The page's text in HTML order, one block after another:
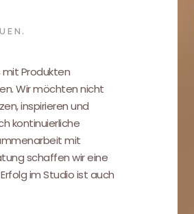
mit Produkten
Wir möchten nicht
inspirieren und
kontinuierliche
mit
schaffen wir eine
im Studio ist auch